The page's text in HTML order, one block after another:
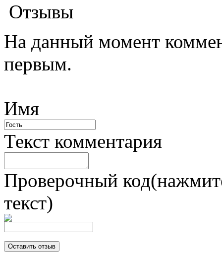
Отзывы
На данный момент
первым.
Имя
Текст комментария
Проверочный
текст)